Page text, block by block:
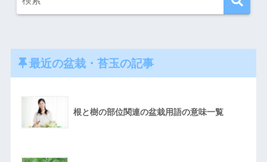
最近の盆栽・苔玉の記事
根と樹の部位関連の盆栽用語の意味一覧